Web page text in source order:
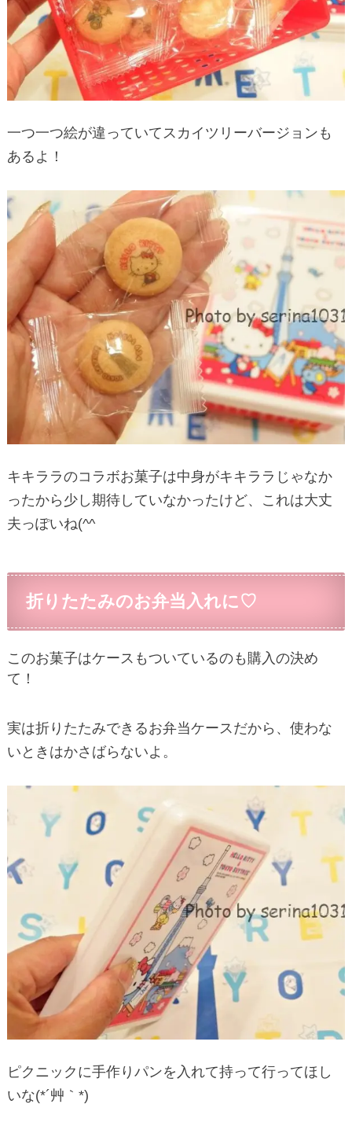
一つ一つ絵が違っていてスカイツリーバージョンも
あるよ！
キキララのコラボお菓子は中身がキキララじゃなか
ったから少し期待していなかったけど、これは大丈
夫っぽいね(^^ゞ
折りたたみのお弁当入れに♡
このお菓子はケースもついているのも購入の決め
て！
実は折りたたみできるお弁当ケースだから、使わな
いときはかさばらないよ。
ピクニックに手作りパンを入れて持って行ってほし
いな(*´艸｀*)